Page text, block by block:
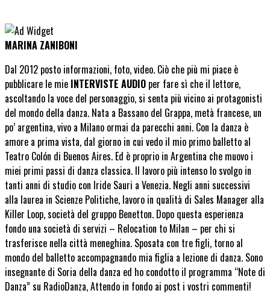
MARINA ZANIBONI
Dal 2012 posto informazioni, foto, video. Ciò che più mi piace è
pubblicare le mie INTERVISTE AUDIO per fare sì che il lettore,
ascoltando la voce del personaggio, si senta più vicino ai protagonisti
del mondo della danza. Nata a Bassano del Grappa, metà francese, un
po’ argentina, vivo a Milano ormai da parecchi anni. Con la danza è
amore a prima vista, dal giorno in cui vedo il mio primo balletto al
Teatro Colón di Buenos Aires. Ed è proprio in Argentina che muovo i
miei primi passi di danza classica. Il lavoro più intenso lo svolgo in
tanti anni di studio con Iride Sauri a Venezia. Negli anni successivi
alla laurea in Scienze Politiche, lavoro in qualità di Sales Manager alla
Killer Loop, società del gruppo Benetton. Dopo questa esperienza
fondo una società di servizi – Relocation to Milan – per chi si
trasferisce nella città meneghina. Sposata con tre figli, torno al
mondo del balletto accompagnando mia figlia a lezione di danza. Sono
insegnante di Soria della danza ed ho condotto il programma “Note di
Danza” su RadioDanza, Attendo in fondo ai post i vostri commenti!